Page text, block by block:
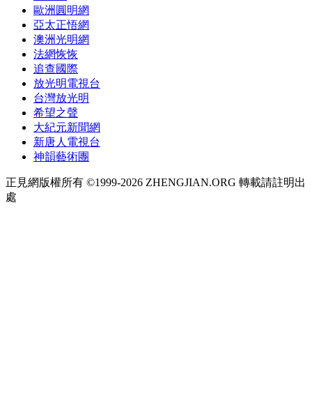
歐洲圓明網
亞太正悟網
澳洲光明網
法網恢恢
追查國際
放光明電視台
台灣放光明
希望之聲
大紀元新聞網
新唐人電視台
神韻藝術團
正見網版權所有 ©1999-2026 ZHENGJIAN.ORG 轉載請註明出
處